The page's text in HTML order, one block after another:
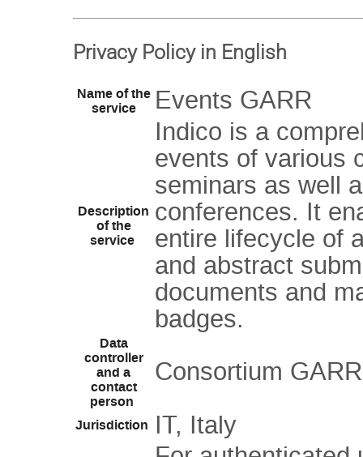
Privacy Policy in English
Name of the
service
Events GARR
Description
of the
service
Indico is a
events of various
seminars as well
conferences. It
entire lifecycle of
and abstract
documents and
badges.
Data
controller
and a
contact
person
Consortium
Jurisdiction IT, Italy